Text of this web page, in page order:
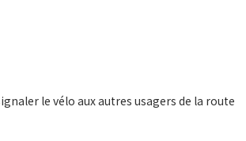
le vélo aux autres usagers de la route